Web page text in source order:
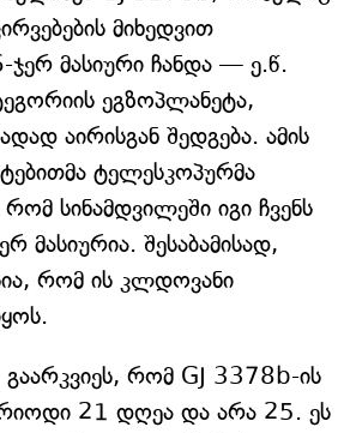
მიხედვით
ჯერ მასიური ჩანდა — ე.წ.
ეგზოპლანეტა,
აირისგან შედგება. ამის
ტელესკოპურმა
რომ სინამდვილეში იგი ჩვენს
მასიურია. შესაბამისად,
რომ ის კლდოვანი
გაარკვიეს, რომ GJ 3378b-ის
21 დღეა და არა 25. ეს